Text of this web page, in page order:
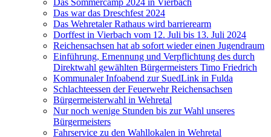
Das Sommercamp 2024 in Vierbach
Das war das Dreschfest 2024
Das Wehretaler Rathaus wird barrierearm
Dorffest in Vierbach vom 12. Juli bis 13. Juli 2024
Reichensachsen hat ab sofort wieder einen Jugendraum
Einführung, Ernennung und Verpflichtung des durch
Direktwahl gewählten Bürgermeisters Timo Friedrich
Kommunaler Infoabend zur SuedLink in Fulda
Schlachteessen der Feuerwehr Reichensachsen
Bürgermeisterwahl in Wehretal
Nur noch wenige Stunden bis zur Wahl unseres
Bürgermeisters
Fahrservice zu den Wahllokalen in Wehretal